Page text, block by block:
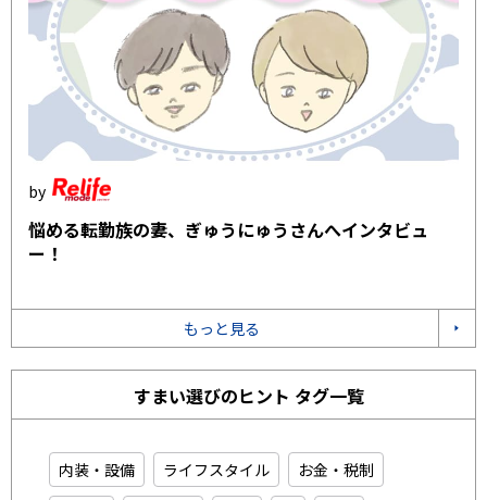
悩める転勤族の妻、ぎゅうにゅうさんへインタビュ
ー！
もっと見る
すまい選びのヒント タグ一覧
内装・設備 ライフスタイル
お金・税制